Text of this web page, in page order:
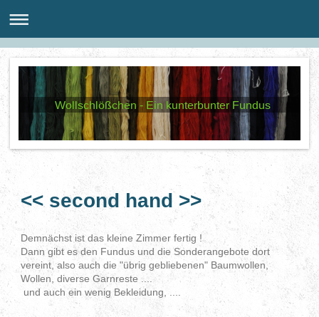
Wollschlößchen - Ein kunterbunter Fundus
<< second hand >>
Demnächst ist das kleine Zimmer fertig !
Dann gibt es den Fundus und die Sonderangebote dort
vereint, also auch die "übrig gebliebenen" Baumwollen,
Wollen, diverse Garnreste ....
und auch ein wenig Bekleidung, ....